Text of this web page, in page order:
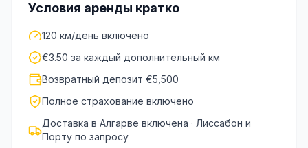
Условия аренды кратко
120 км/день включено
€3.50 за каждый дополнительный км
Возвратный депозит €5,500
Полное страхование включено
Доставка в Алгарве включена · Лиссабон и
Порту по запросу